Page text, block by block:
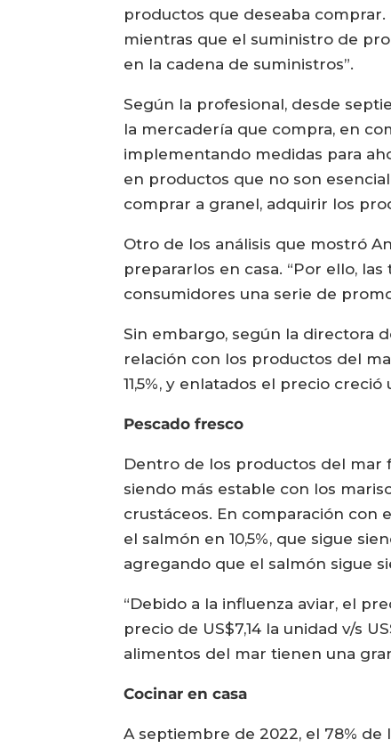
productos que deseaba comprar.
mientras que el suministro de
en la cadena de suministros”.
Según la profesional, desde
la mercadería que compra, en
implementando medidas para
en productos que no son
comprar a granel, adquirir los
Otro de los análisis que mostró
prepararlos en casa. “Por ello, las
consumidores una serie de
Sin embargo, según la directora
relación con los productos del
11,5%, y enlatados el precio
Pescado fresco
Dentro de los productos del mar
siendo más estable con los
crustáceos. En comparación con
el salmón en 10,5%, que sigue
agregando que el salmón sigue
“Debido a la influenza aviar, el
precio de US$7,14 la unidad v/s
alimentos del mar tienen una
Cocinar en casa
A septiembre de 2022, el 78% de